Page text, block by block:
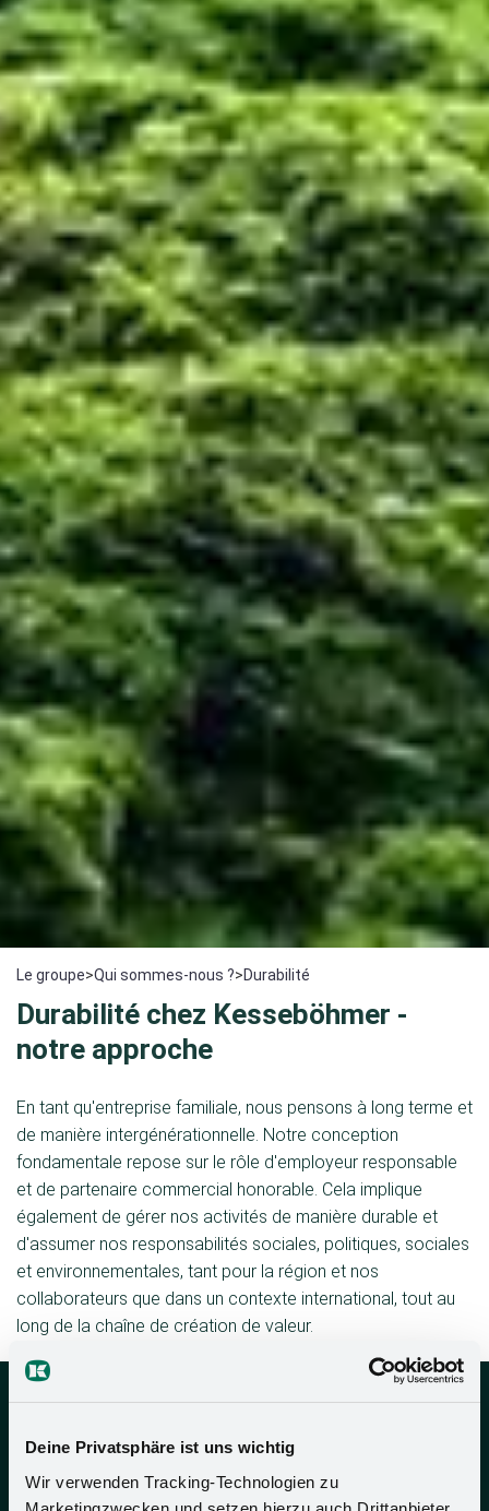
Deine Privatsphäre ist uns wichtig
Wir verwenden Tracking-Technologien zu
Le groupe>Qui sommes-nous ?>Durabilité
Durabilité chez Kesseböhmer -
notre approche
En tant qu'entreprise familiale, nous pensons à long terme et
de manière intergénérationnelle. Notre conception
fondamentale repose sur le rôle d'employeur responsable
et de partenaire commercial honorable. Cela implique
également de gérer nos activités de manière durable et
d'assumer nos responsabilités sociales, politiques, sociales
et environnementales, tant pour la région et nos
collaborateurs que dans un contexte international, tout au
long de la chaîne de création de valeur.